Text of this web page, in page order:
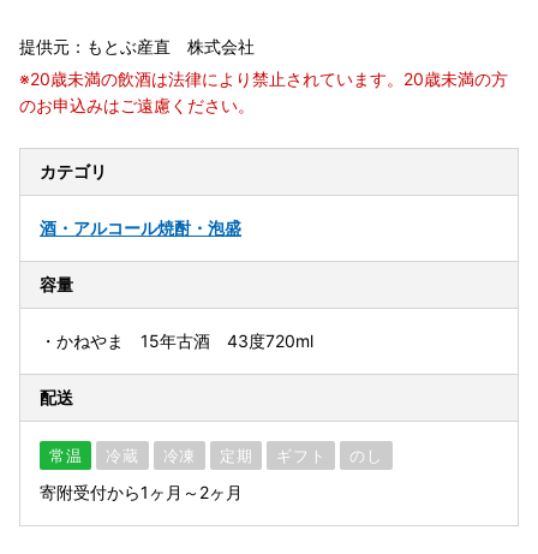
提供元：もとぶ産直 株式会社
※20歳未満の飲酒は法律により禁止されています。20歳未満の方
のお申込みはご遠慮ください。
カテゴリ
酒・アルコール焼酎・泡盛
容量
・かねやま 15年古酒 43度720ml
配送
常温 冷蔵 冷凍 定期 ギフト のし
寄附受付から1ヶ月～2ヶ月